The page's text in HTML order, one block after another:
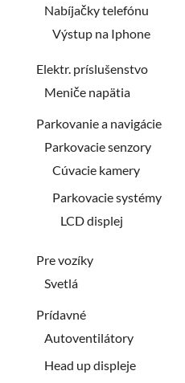
Nabíjačky telefónu
Výstup na Iphone
Elektr. príslušenstvo
Meniče napätia
Parkovanie a navigácie
Parkovacie senzory
Cúvacie kamery
Parkovacie systémy
LCD displej
Pre vozíky
Svetlá
Prídavné
Autoventilátory
Head up displeje